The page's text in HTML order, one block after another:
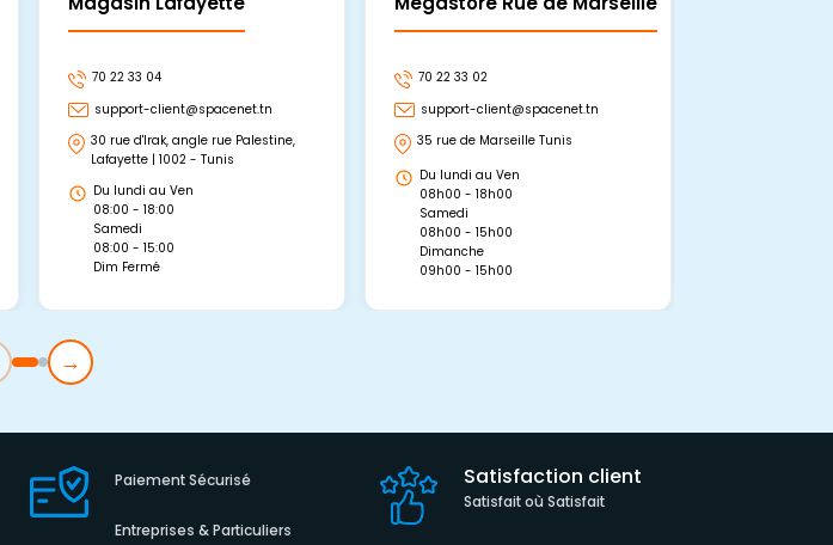
70 22 33 04
support-client@spacenet.tn
30 rue d'Irak, angle rue Palestine,
Lafayette | 1002 - Tunis
Du lundi au Ven
08:00 - 18:00
Samedi
08:00 - 15:00
Dim Fermé
70 22 33 02
support-client@spacenet.tn
35 rue de Marseille Tunis
Du lundi au Ven
08h00 - 18h00
Samedi
08h00 - 15h00
Dimanche
09h00 - 15h00
→
Paiement Sécurisé
Entreprises & Particuliers
Satisfaction client
Satisfait où Satisfait